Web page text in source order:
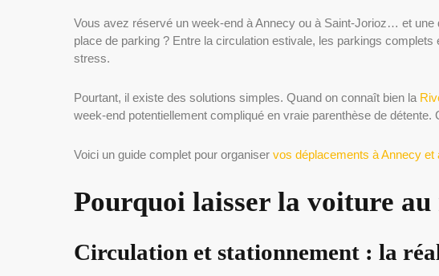
Vous avez réservé un week-end à Annecy ou à Saint-Jorioz… et
place de parking ? Entre la circulation estivale, les parkings
stress.
Pourtant, il existe des solutions simples. Quand on connaît bien la
week-end potentiellement compliqué en vraie parenthèse de détente.
Voici un guide complet pour organiser vos déplacements à Annecy
Pourquoi laisser la voiture au
Circulation et stationnement : la